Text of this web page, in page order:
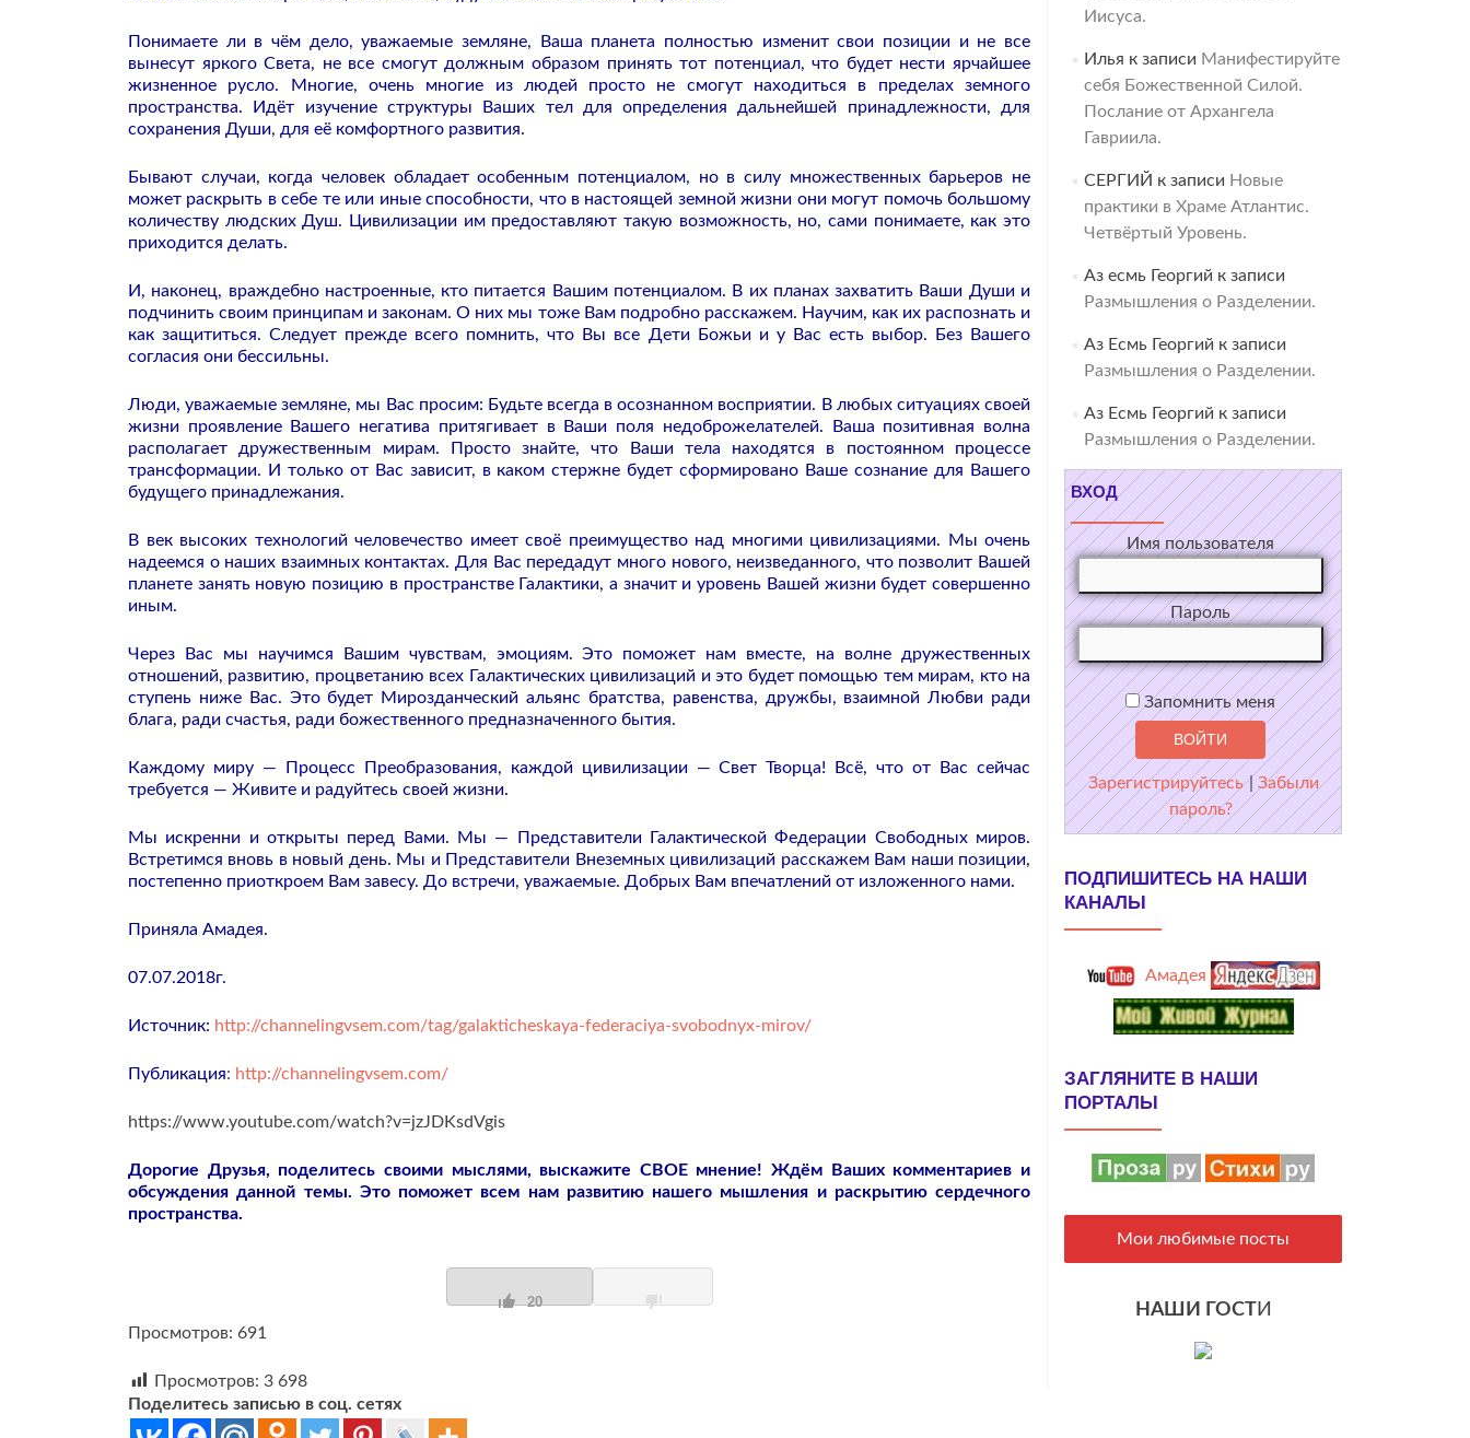
Понимаете ли в чём дело, уважаемые земляне, Ваша планета полностью изменит свои позиции и не все
вынесут яркого Света, не все смогут должным образом принять тот потенциал, что будет нести ярчайшее
жизненное русло. Многие, очень многие из людей просто не смогут находиться в пределах земного
пространства. Идёт изучение структуры Ваших тел для определения дальнейшей принадлежности, для
сохранения Души, для её комфортного развития.
Бывают случаи, когда человек обладает особенным потенциалом, но в силу множественных барьеров не
может раскрыть в себе те или иные способности, что в настоящей земной жизни они могут помочь большому
количеству людских Душ. Цивилизации им предоставляют такую возможность, но, сами понимаете, как это
приходится делать.
И, наконец, враждебно настроенные, кто питается Вашим потенциалом. В их планах захватить Ваши Души и
подчинить своим принципам и законам. О них мы тоже Вам подробно расскажем. Научим, как их распознать и
как защититься. Следует прежде всего помнить, что Вы все Дети Божьи и у Вас есть выбор. Без Вашего
согласия они бессильны.
Люди, уважаемые земляне, мы Вас просим: Будьте всегда в осознанном восприятии. В любых ситуациях своей
жизни проявление Вашего негатива притягивает в Ваши поля недоброжелателей. Ваша позитивная волна
располагает дружественным мирам. Просто знайте, что Ваши тела находятся в постоянном процессе
трансформации. И только от Вас зависит, в каком стержне будет сформировано Ваше сознание для Вашего
будущего принадлежания.
В век высоких технологий человечество имеет своё преимущество над многими цивилизациями. Мы очень
надеемся о наших взаимных контактах. Для Вас передадут много нового, неизведанного, что позволит Вашей
планете занять новую позицию в пространстве Галактики, а значит и уровень Вашей жизни будет совершенно
иным.
Через Вас мы научимся Вашим чувствам, эмоциям. Это поможет нам вместе, на волне дружественных
отношений, развитию, процветанию всех Галактических цивилизаций и это будет помощью тем мирам, кто на
ступень ниже Вас. Это будет Мирозданческий альянс братства, равенства, дружбы, взаимной Любви ради
блага, ради счастья, ради божественного предназначенного бытия.
Каждому миру — Процесс Преобразования, каждой цивилизации — Свет Творца! Всё, что от Вас сейчас
требуется — Живите и радуйтесь своей жизни.
Мы искренни и открыты перед Вами. Мы — Представители Галактической Федерации Свободных миров.
Встретимся вновь в новый день. Мы и Представители Внеземных цивилизаций расскажем Вам наши позиции,
постепенно приоткроем Вам завесу. До встречи, уважаемые. Добрых Вам впечатлений от изложенного нами.
Приняла Амадея.
07.07.2018г.
Источник: http://channelingvsem.com/tag/galakticheskaya-federaciya-svobodnyx-mirov/
Публикация: http://channelingvsem.com/
https://www.youtube.com/watch?v=jzJDKsdVgis
Дорогие Друзья, поделитесь своими мыслями, выскажите СВОЕ мнение! Ждём Ваших комментариев и
обсуждения данной темы. Это поможет всем нам развитию нашего мышления и раскрытию сердечного
пространства.
20
Просмотров: 691
Просмотров: 3 698
Поделитесь записью в соц. сетях
Иисуса.
Илья к записи Манифестируйте
себя Божественной Силой.
Послание от Архангела
Гавриила.
СЕРГИЙ к записи Новые
практики в Храме Атлантис.
Четвёртый Уровень.
Аз есмь Георгий к записи
Размышления о Разделении.
Аз Есмь Георгий к записи
Размышления о Разделении.
Аз Есмь Георгий к записи
Размышления о Разделении.
ВХОД
Имя пользователя
Пароль
Запомнить меня
Зарегистрируйтесь | Забыли
пароль?
ПОДПИШИТЕСЬ НА НАШИ
КАНАЛЫ
Амадея
ЗАГЛЯНИТЕ В НАШИ
ПОРТАЛЫ
Мои любимые посты
НАШИ ГОСТИ